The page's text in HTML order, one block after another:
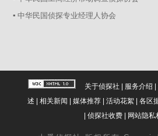
▪ 中华民国侦探专业经理人协会
关于侦探社 | 服务介绍 |
述 | 相关新闻 | 媒体推荐| 活动花絮| 各区
|侦探社收费 | 网站隐私